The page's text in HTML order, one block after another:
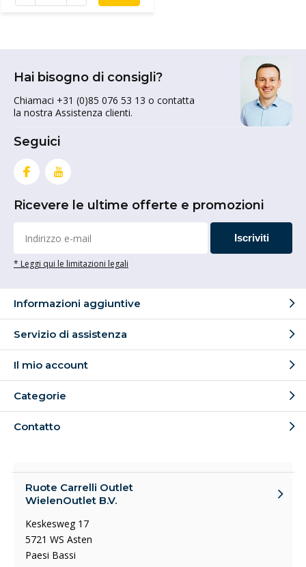
Hai bisogno di consigli?
Chiamaci +31 (0)85 076 53 13 o contatta
la nostra Assistenza clienti.
Seguici
Ricevere le ultime offerte e promozioni
Iscriviti
* Leggi qui le limitazioni legali
Informazioni aggiuntive
Servizio di assistenza
Il mio account
Categorie
Contatto
Ruote Carrelli Outlet
WielenOutlet B.V.
Keskesweg 17
5721 WS Asten
Paesi Bassi